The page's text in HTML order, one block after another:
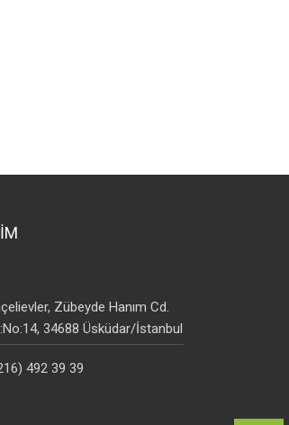
Zübeyde Hanım Cd.
34688 Üsküdar/İstanbul
492 39 39